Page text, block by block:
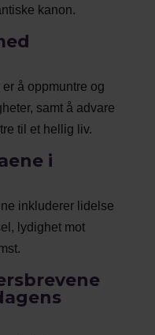
kanon.
å oppmuntre og
samt å advare
til et hellig liv.
i
inkluderer lidelse
lydighet mot